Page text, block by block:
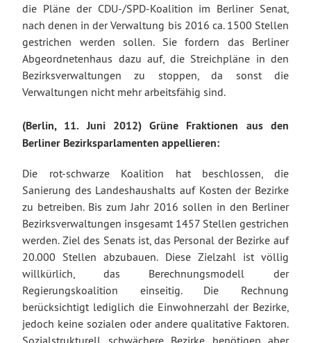
die Pläne der CDU-/SPD-Koalition im Berliner Senat,
nach denen in der Verwaltung bis 2016 ca. 1500 Stellen
gestrichen werden sollen. Sie fordern das Berliner
Abgeordnetenhaus dazu auf, die Streichpläne in den
Bezirksverwaltungen zu stoppen, da sonst die
Verwaltungen nicht mehr arbeitsfähig sind.
(Berlin, 11. Juni 2012) Grüne Fraktionen aus den
Berliner Bezirksparlamenten appellieren:
Die rot-schwarze Koalition hat beschlossen, die
Sanierung des Landeshaushalts auf Kosten der Bezirke
zu betreiben. Bis zum Jahr 2016 sollen in den Berliner
Bezirksverwaltungen insgesamt 1457 Stellen gestrichen
werden. Ziel des Senats ist, das Personal der Bezirke auf
20.000 Stellen abzubauen. Diese Zielzahl ist völlig
willkürlich, das Berechnungsmodell der
Regierungskoalition einseitig. Die Rechnung
berücksichtigt lediglich die Einwohnerzahl der Bezirke,
jedoch keine sozialen oder andere qualitative Faktoren.